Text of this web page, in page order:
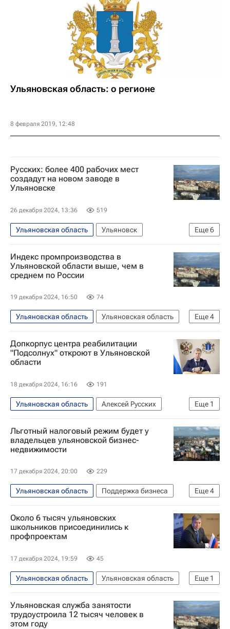
Ульяновская область: о регионе
8 февраля 2019, 12:48
Русских: более 400 рабочих мест
создадут на новом заводе в
Ульяновске
26 декабря 2024, 13:36 519
Еще6
Ульяновская область
Ульяновск
Ульяновская область
Россия
Алексей Русских
Алексей Лихачев
Государственная корпорация по атомной энергии "Росатом"
Фонд развития промышленности
Индекс промпроизводства в
Ульяновской области выше, чем в
среднем по России
19 декабря 2024, 16:50 74
Еще4
Ульяновская область
Ульяновская область
Россия
Алексей Русских
Владимир Путин
Фонд развития промышленности
Допкорпус центра реабилитации
"Подсолнух" откроют в Ульяновской
области
18 декабря 2024, 16:16 191
Еще 1
Ульяновская область
Алексей Русских
Антон Котяков
Льготный налоговый режим будет у
владельцев ульяновской бизнес-
недвижимости
17 декабря 2024, 20:00 229
Еще4
Ульяновская область
Поддержка бизнеса
Ульяновская область
Ульяновск
Димитровград
Алексей Русских
Около 6 тысяч ульяновских
школьников присоединились к
профпроектам
17 декабря 2024, 19:59 45
Еще 1
Ульяновская область
Ульяновская область
Алексей Русских
Ульяновская служба занятости
трудоустроила 12 тысяч человек в
этом году